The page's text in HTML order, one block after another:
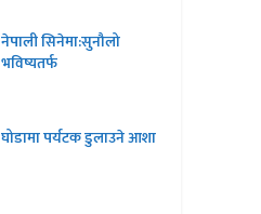
नेपाली सिनेमा:सुनौलो
भविष्यतर्फ
घोडामा पर्यटक डुलाउने आशा